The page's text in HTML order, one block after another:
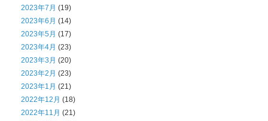
2023年7月 (19)
2023年6月 (14)
2023年5月 (17)
2023年4月 (23)
2023年3月 (20)
2023年2月 (23)
2023年1月 (21)
2022年12月 (18)
2022年11月 (21)